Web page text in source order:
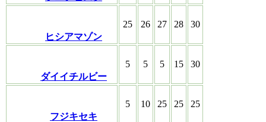
ヒシアマゾン
25 26 27 28 30
ダイイチルビー
5 5 5 15 30
フジキセキ
5 10 25 25 25